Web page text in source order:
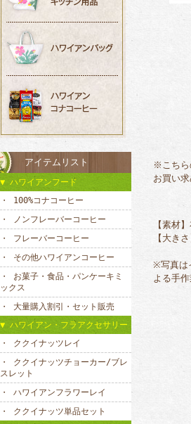
アイテムリスト
ハワイアンフード
100%コナコーヒー
ノンフレーバーコーヒー
フレーバーコーヒー
その他ハワイアンコーヒー
お菓子・食品・パンケーキミ
ックス
大量購入割引・セット販売
ハワイアン・フラアクセサリー
ククイナッツレイ
ククイナッツチョーカー/ブレ
スレット
ハワイアンフラワーレイ
ククイナッツ単品セット
※こちら
お買い求
【素材
【大き
※写真は
よる手